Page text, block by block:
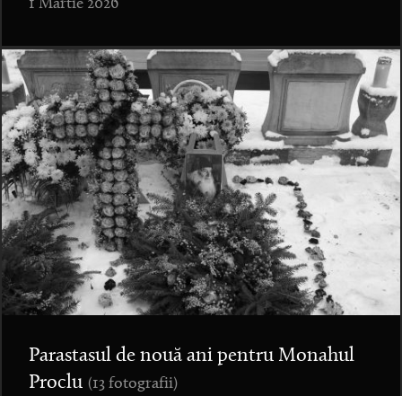
1 Martie 2026
Parastasul de nouă ani pentru Monahul
Proclu (13 fotografii)